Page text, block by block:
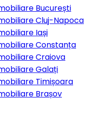
București
Cluj-Napoca
Iași
Constanța
Craiova
Galați
Timișoara
Brașov